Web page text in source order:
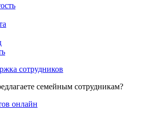
сотрудников
семейным сотрудникам?
онлайн